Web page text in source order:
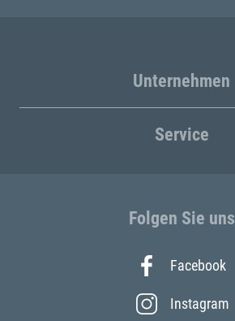
Unternehmen
Service
Folgen Sie uns
Facebook
Instagram